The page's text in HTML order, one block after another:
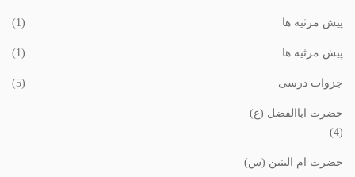
پیش مرثیه ها (1)
پیش مرثیه ها (1)
جزوات درسی (5)
حضرت اباالفضل (ع)
(4)
حضرت ام البنین (س)